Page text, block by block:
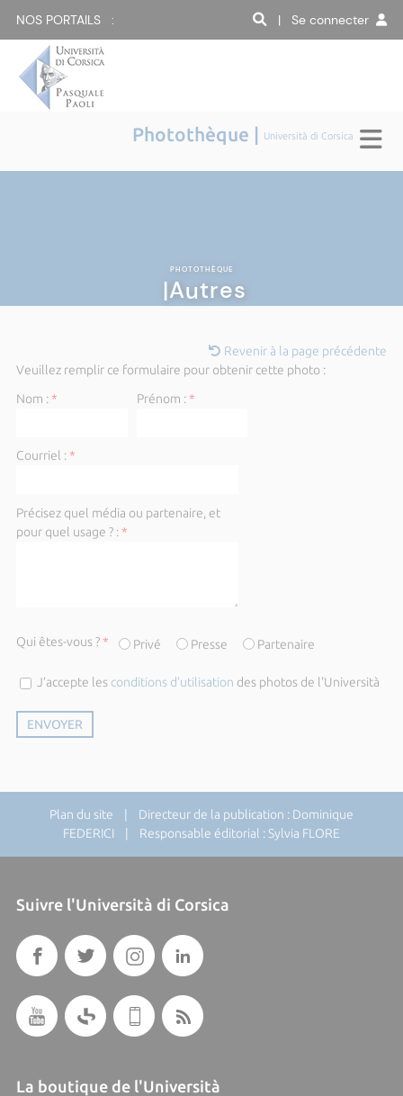
NOS PORTAILS : | Se connecter
Photothèque | Università di Corsica
PHOTOTHÈQUE
|Autres
Revenir à la page précédente
Veuillez remplir ce formulaire pour obtenir cette photo :
Nom :* Prénom :*
Courriel :*
Précisez quel média ou partenaire, et
pour quel usage ? :*
Qui êtes-vous ?* Privé Presse Partenaire
J’accepte les conditions d’utilisation des photos de l'Università
Plan du site | Directeur de la publication : Dominique
FEDERICI | Responsable éditorial : Sylvia FLORE
Suivre l'Università di Corsica
La boutique de l'Università